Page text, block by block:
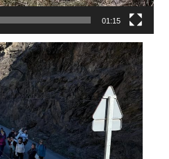
01:15